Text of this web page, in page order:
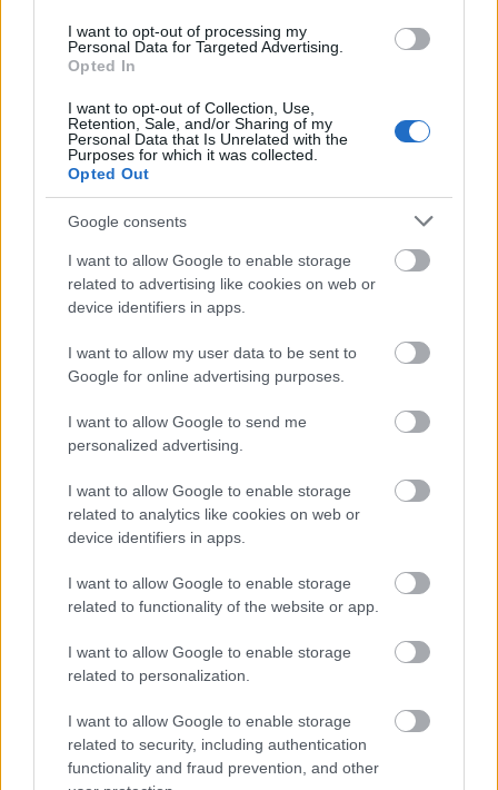
I want to opt-out of processing my
Personal Data for Targeted Advertising.
Opted In
I want to opt-out of Collection, Use,
Retention, Sale, and/or Sharing of my
Personal Data that Is Unrelated with the
Purposes for which it was collected.
Opted Out
Google consents
I want to allow Google to enable storage
related to advertising like cookies on web or
device identifiers in apps.
I want to allow my user data to be sent to
Google for online advertising purposes.
I want to allow Google to send me
personalized advertising.
I want to allow Google to enable storage
related to analytics like cookies on web or
device identifiers in apps.
I want to allow Google to enable storage
related to functionality of the website or app.
I want to allow Google to enable storage
related to personalization.
I want to allow Google to enable storage
related to security, including authentication
functionality and fraud prevention, and other
kvantumszámítógéppel
A szuperbiztonságos
mikrolézerchip új dimenziókat ad
a kvantumkommunikációnak
120 év múlva minden foglalkozás
teljesen automatizálható lesz
Karrier| 2022.11.25 18:54
a kiskereskedelmi fogyasztók
fogják berobbantani
A Bosch vezére szerint az infláció
teher az árrésen, de enyhítheti a
chiphiányt
CIO| 2022.11.13 08:26
A Binance főnöke szerint nem
fenyegetik a kriptót a központi
bankok digitális valutái
Üzlet | 2022.11.04 17:00
technológiák népszerűsége
Technológia| 2022.10.23 17:08